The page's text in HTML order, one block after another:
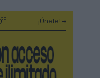
2P ¡Únete!